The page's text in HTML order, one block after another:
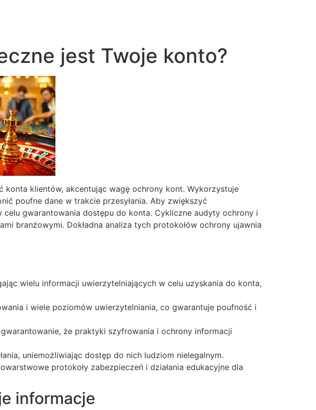
jest Twoje konto?
konta klientów, akcentując wagę ochrony kont. Wykorzystuje
poufne dane w trakcie przesyłania. Aby zwiększyć
gwarantowania dostępu do konta. Cykliczne audyty ochrony i
branżowymi. Dokładna analiza tych protokołów ochrony ujawnia
wielu informacji uwierzytelniających w celu uzyskania do konta,
i wiele poziomów uwierzytelniania, co gwarantuje poufność i
że praktyki szyfrowania i ochrony informacji
uniemożliwiając dostęp do nich ludziom nielegalnym.
protokoły zabezpieczeń i działania edukacyjne dla
informacje